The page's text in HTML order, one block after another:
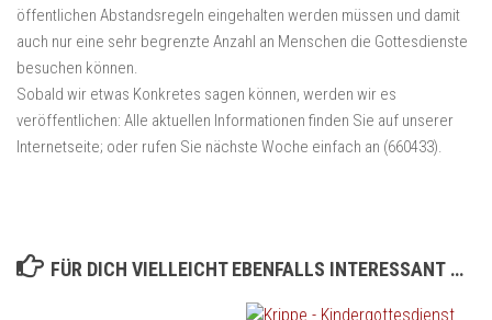
öffentlichen Abstandsregeln eingehalten werden müssen und damit
auch nur eine sehr begrenzte Anzahl an Menschen die Gottesdienste
besuchen können.
Sobald wir etwas Konkretes sagen können, werden wir es
veröffentlichen: Alle aktuellen Informationen finden Sie auf unserer
Internetseite; oder rufen Sie nächste Woche einfach an (660433).
FÜR DICH VIELLEICHT EBENFALLS INTERESSANT …